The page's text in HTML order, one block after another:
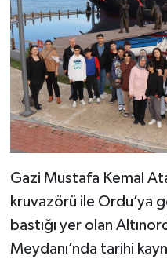
Gazi Mustafa Kemal
kruvazörü ile Ordu’ya
bastığı yer olan
Meydanı’nda tarihi